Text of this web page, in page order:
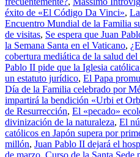
éxito de «El Código Da Vinci»,
Encuentro Mundial de la Familia
de visitas, Se espera que Juan
la Semana Santa en el Vaticano,
cobertura mediática de la salud del
Pablo II pide que la Iglesia
un estatuto jurídico, El Papa
Día de la Familia celebrado por
impartirá la bendición «Urbi et
de Resurrección, El «pecado»
divinización de la naturaleza, El
católicos en Japón supera por
millón, Juan Pablo II dejará el
de marzo, Curso de la Santa Sede